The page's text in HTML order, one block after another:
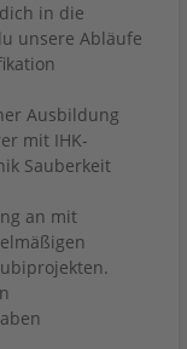
in die
unsere Abläufe
Ausbildung
mit IHK-
Sauberkeit
an mit